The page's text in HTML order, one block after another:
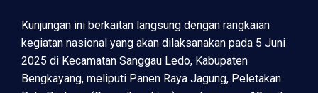
Kunjungan ini berkaitan langsung dengan rangkaian
kegiatan nasional yang akan dilaksanakan pada 5 Juni
2025 di Kecamatan Sanggau Ledo, Kabupaten
Bengkayang, meliputi Panen Raya Jagung, Peletakan